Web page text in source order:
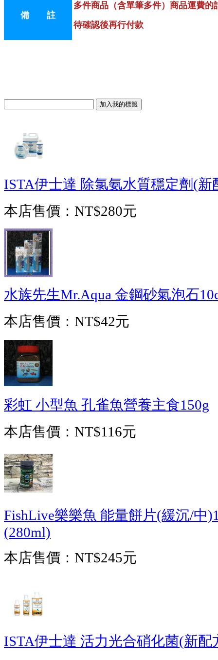
備 註
多件商品（含單筆多件）商品運費的
待確認後再行付款
ISTA伊士達 除氯氨水質穩定劑(新
本店售價： NT$280元
水族先生Mr.Aqua 金鋼砂氣泡石
本店售價： NT$42元
彩虹 小型魚 孔雀魚營養主食150g
本店售價： NT$116元
FishLive樂樂魚 能量餅片(緩沉/中
(280ml)
本店售價： NT$245元
ISTA伊士達 活力光合硝化菌(新配